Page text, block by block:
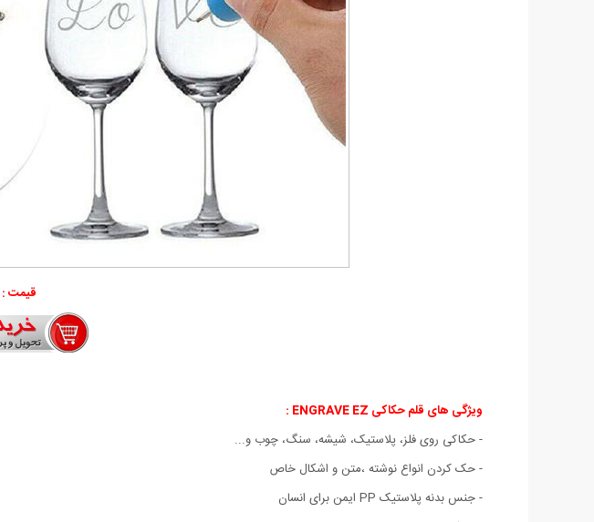
قیمت :
ویژگی های قلم حکاکی ENGRAVE EZ
:
- حکاکی روی فلز، پلاستیک، شیشه، سنگ، چوب و...
- حک کردن انواع نوشته ،متن و اشکال خاص
- جنس بدنه پلاستیک PP ایمن برای انسان